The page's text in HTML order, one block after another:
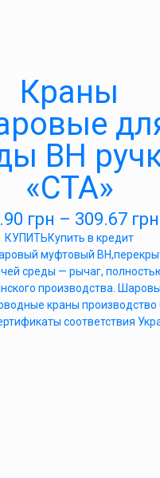
Краны
ВН
«СТА»
грн – 309.67 грн
КУПИТЬКупить в кредит
муфтовый
среды — рычаг,
производства.
краны производство
соответствия